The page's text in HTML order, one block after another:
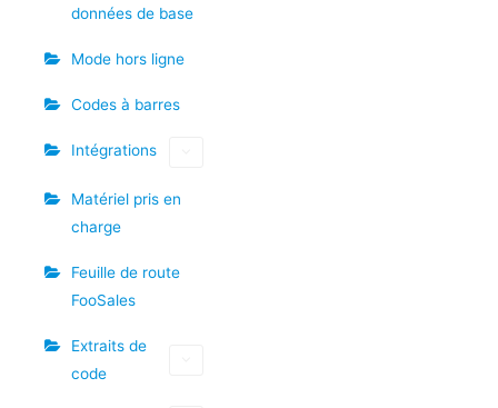
données de base
Mode hors ligne
Codes à barres
Intégrations
Matériel pris en
charge
Feuille de route
FooSales
Extraits de
code